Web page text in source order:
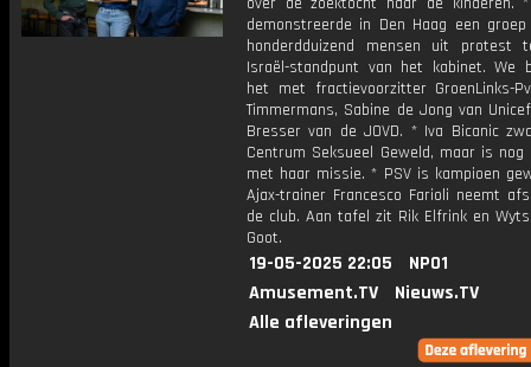
demonstreerde in Den Haag een
honderdduizend mensen uit protest
Israël-standpunt van het kabinet. We
het met fractievoorzitter GroenLinks-
Timmermans, Sabine de Jong van
Bresser van de JOVD. * Iva Bicanic
Centrum Seksueel Geweld, maar is
met haar missie. * PSV is kampioen
Ajax-trainer Francesco Farioli neemt
de club. Aan tafel zit Rik Elfrink en
Goot.
19-05-2025 22:05
NPO1
Amusement.TV
Nieuws.TV
Alle afleveringen